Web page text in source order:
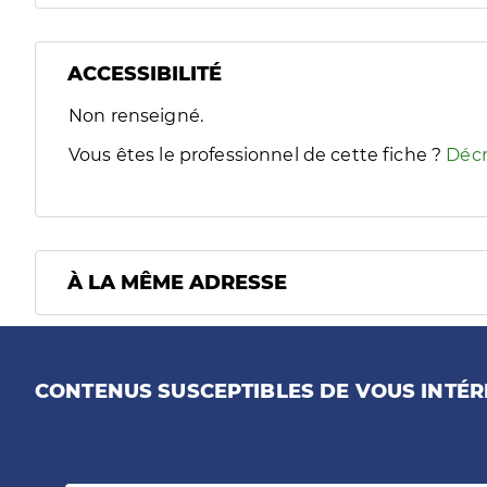
ACCESSIBILITÉ
Filtres
Sélectionnez un ou plusieurs handicaps/besoins
Non renseigné.
Vous êtes le professionnel de cette fiche ?
À LA MÊME ADRESSE
CONTENUS SUSCEPTIBLES DE VOUS